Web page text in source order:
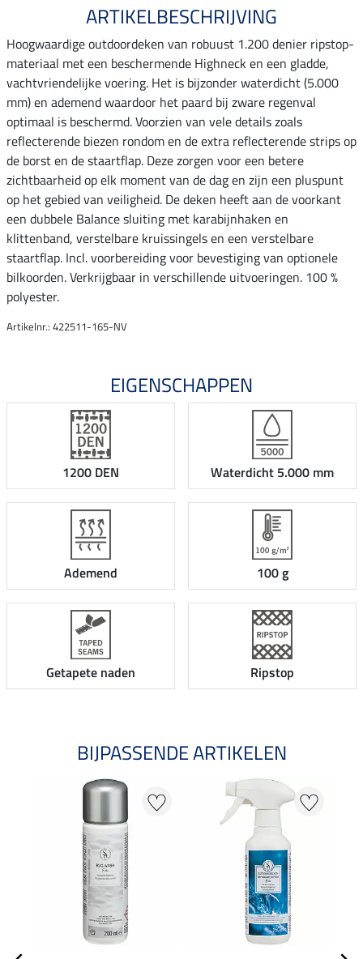
ARTIKELBESCHRIJVING
Hoogwaardige outdoordeken van robuust 1.200 denier ripstop-
materiaal met een beschermende Highneck en een gladde,
vachtvriendelijke voering. Het is bijzonder waterdicht (5.000
mm) en ademend waardoor het paard bij zware regenval
optimaal is beschermd. Voorzien van vele details zoals
reflecterende biezen rondom en de extra reflecterende strips op
de borst en de staartflap. Deze zorgen voor een betere
zichtbaarheid op elk moment van de dag en zijn een pluspunt
op het gebied van veiligheid. De deken heeft aan de voorkant
een dubbele Balance sluiting met karabijnhaken en
klittenband, verstelbare kruissingels en een verstelbare
staartflap. Incl. voorbereiding voor bevestiging van optionele
bilkoorden. Verkrijgbaar in verschillende uitvoeringen. 100 %
polyester.
Artikelnr.: 422511-165-NV
EIGENSCHAPPEN
1200 DEN Waterdicht 5.000 mm
Ademend 100 g
Getapete naden Ripstop
BIJPASSENDE ARTIKELEN